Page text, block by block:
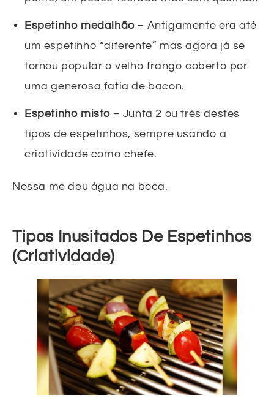
Espetinho medalhão– Antigamente era até
um espetinho “diferente” mas agora já se
tornou popular o velho frango coberto por
uma generosa fatia de bacon.
Espetinho misto – Junta 2 ou três destes
tipos de espetinhos, sempre usando a
criatividade como chefe.
Nossa me deu água na boca.
Tipos Inusitados De Espetinhos
(Criatividade)